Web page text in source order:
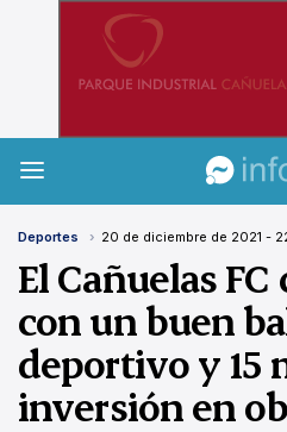
Deportes 20 de diciembre de 2021 -
El Cañuelas
con un buen
deportivo y 15
inversión en